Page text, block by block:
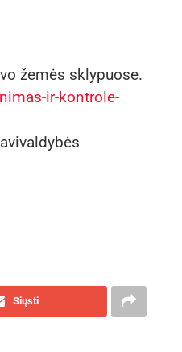
žemės sklypuose.
ir-kontrole-
Siųsti